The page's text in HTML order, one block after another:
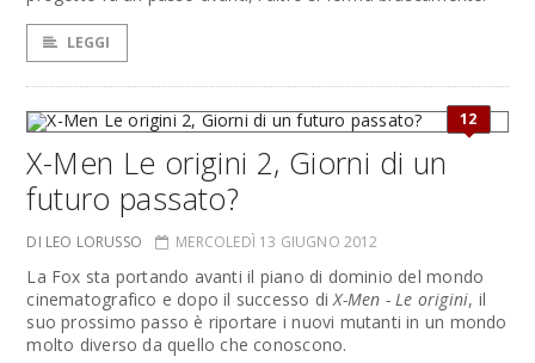
LEGGI
12
X-Men Le origini 2, Giorni di un
futuro passato?
DI LEO LORUSSO MERCOLEDÌ 13 GIUGNO 2012
La Fox sta portando avanti il piano di dominio del mondo
cinematografico e dopo il successo diX-Men - Le origini, il
suo prossimo passo è riportare i nuovi mutanti in un mondo
molto diverso da quello che conoscono.